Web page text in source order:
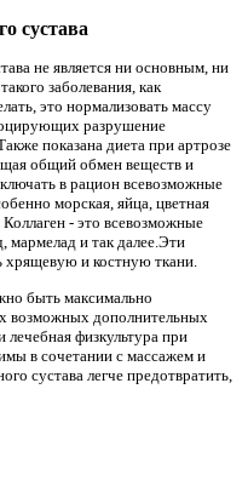
сустава
не является ни основным, ни
заболевания, как
это нормализовать массу
разрушение
показана диета при артрозе
общий обмен веществ и
в рацион всевозможные
морская, яйца, цветная
- это всевозможные
мармелад и так далее.Эти
хрящевую и костную ткани.
быть максимально
возможных дополнительных
физкультура при
в сочетании с массажем и
сустава легче предотвратить,